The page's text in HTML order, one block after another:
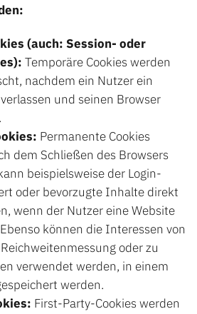
(auch: Session- oder
Temporäre Cookies werden
nachdem ein Nutzer ein
und seinen Browser
Permanente Cookies
dem Schließen des Browsers
beispielsweise der Login-
oder bevorzugte Inhalte direkt
wenn der Nutzer eine Website
können die Interessen von
oder zu
verwendet werden, in einem
werden.
First-Party-Cookies werden